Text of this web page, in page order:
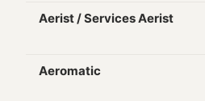
Aerist / Services Aerist
Aeromatic